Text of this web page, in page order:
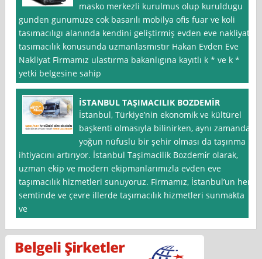
masko merkezli kurulmus olup kuruldugu
gunden gunumuze cok basarılı mobilya ofis fuar ve koli
tasımacılıgı alanında kendini geliştirmiş evden eve nakliyat
tasımacılık konusunda uzmanlasmıstır Hakan Evden Eve
Nakliyat Firmamız ulastırma bakanlıgına kayıtlı k * ve k *
yetki belgesine sahip
İSTANBUL TAŞIMACILIK BOZDEMİR
İstanbul, Türkiye’nin ekonomik ve kültürel
başkenti olmasıyla bilinirken, aynı zamanda
yoğun nüfuslu bir şehir olması da taşınma
ihtiyacını artırıyor. İstanbul Taşimacilik Bozdemi̇r olarak,
uzman ekip ve modern ekipmanlarımızla evden eve
taşımacılık hizmetleri sunuyoruz. Firmamız, İstanbul’un her
semtinde ve çevre illerde taşımacılık hizmetleri sunmakta
ve